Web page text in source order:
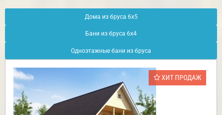
Дома из бруса 6х5
Бани из бруса 6х4
Одноэтажные бани из бруса
ХИТ ПРОДАЖ